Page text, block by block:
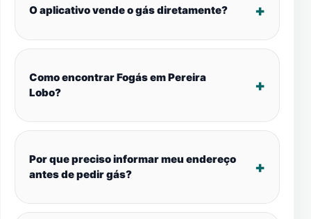
O aplicativo vende o gás diretamente?
Como encontrar Fogás em Pereira
Lobo?
Por que preciso informar meu endereço
antes de pedir gás?